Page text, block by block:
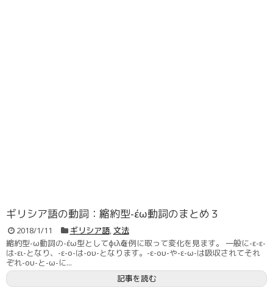
ギリシア語の動詞：縮約型-έω動詞のまとめ３
2018/1/11 ギリシア語,文法
縮約型-ω動詞の-έω型としてφιλῶを例に取って変化を見ます。 一般に-ε-ε-
は-ει-となり、-ε-ο-は-ου-となります。-ε-ου-や-ε-ω-は吸収されてそれ
ぞれ-ου-と-ω-に...
記事を読む